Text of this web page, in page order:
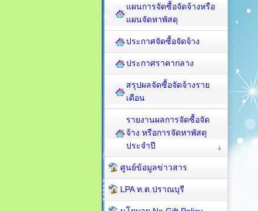
แผนการจัดซื้อจัดจ้างหรือ
แผนจัดหาพัสดุ
ประกาศจัดซื้อจัดจ้าง
ประกาศราคากลาง
สรุปผลจัดซื้อจัดจ้างราย
เดือน
รายงานผลการจัดซื้อจัด
จ้าง หรือการจัดหาพัสดุ
ประจำปี
ศูนย์ข้อมูลข่าวสาร
LPA ท.ต.ปราณบุรี